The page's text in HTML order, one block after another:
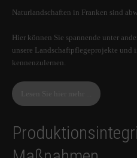
Naturlandschaften in Franken sind
Hier können Sie spannende unter
unsere Landschaftpflegeprojekte und
kennenzulernen.
Lesen Sie hier mehr ...